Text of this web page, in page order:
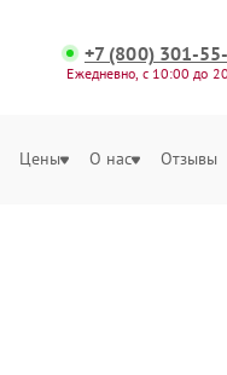
+7 (800) 301-
Ежедневно, с 10:00 до
Цены О нас Отзывы